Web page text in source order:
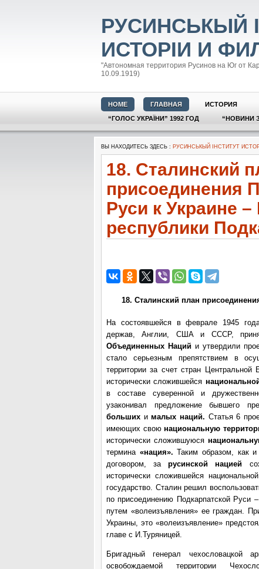
РУСИНСЬКЫЙ
ИСТОРІИ И
"Автономная территория Русинов на Юг от
10.09.1919)
HOME ГЛАВНАЯ ИСТОРИЯ
“ГОЛОС УКРАЇНИ” 1992 ГОД
“НОВИНИ
ВЫ НАХОДИТЕСЬ ЗДЕСЬ : РУСИНСЬКЫЙ ІНСТИТУТ
18. Сталинский
присоединения
Руси к Украине –
республики
18. Сталинский план
На состоявшейся в феврале 1945
держав, Англии, США и СССР,
Объединенных Наций и утвердили
стало серьезным препятствием в
территории за счет стран
исторически сложившейся
в составе суверенной и
узаконивал предложение бывшего
больших и малых наций. Статья 6
имеющих свою национальную
исторически сложившуюся
термина «нация». Таким образом, как
договором, за
русинской нацией
исторически сложившейся
государство. Сталин решил
по присоединению Подкарпатской Руси
путем «волеизъявления» ее граждан.
Украины, это «волеизъявление»
главе с И.Туряницей.
Бригадный генерал чехословацкой
освобождаемой территории